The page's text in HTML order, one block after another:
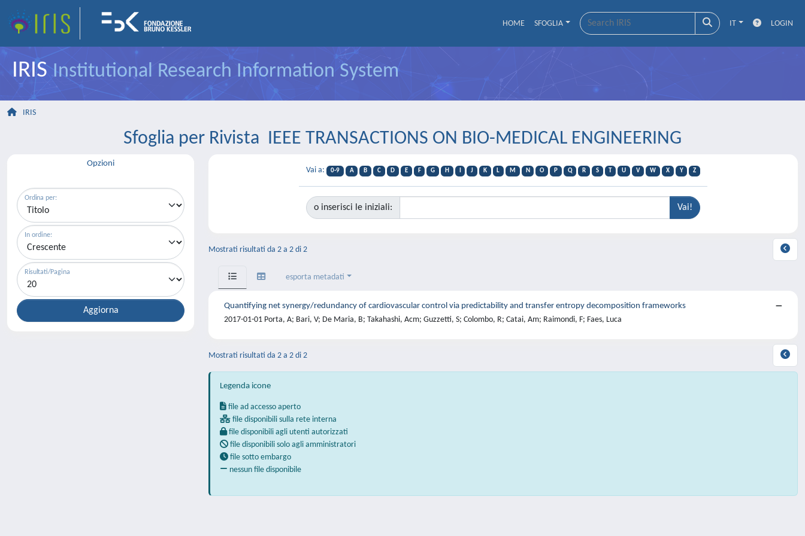
HOME SFOGLIA IT LOGIN
IRISInstitutional Research Information System
IRIS
Sfoglia per Rivista IEEE TRANSACTIONS ON BIO-MEDICAL ENGINEERING
Opzioni
Ordina per:
In ordine:
Risultati/Pagina
Vai a: 0-9 A B C D E F G H J K L M N O P Q R S T U V W X Y Z
o inserisci le iniziali:
Mostrati risultati da 2 a 2 di 2
esporta metadati
Quantifying net synergy/redundancy of cardiovascular control via predictability and transfer entropy decomposition frameworks
2017-01-01 Porta, A; Bari, V; De Maria, B; Takahashi, Acm; Guzzetti, S; Colombo, R; Catai, Am; Raimondi, F; Faes, Luca
Mostrati risultati da 2 a 2 di 2
Legenda icone
file ad accesso aperto
file disponibili sulla rete interna
file disponibili agli utenti autorizzati
file disponibili solo agli amministratori
file sotto embargo
nessun file disponibile